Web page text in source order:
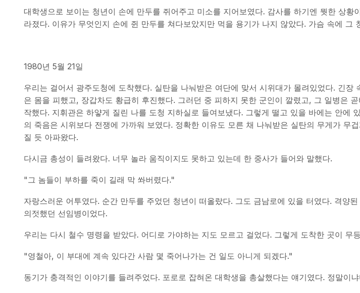
대학생으로 보이는 청년이 손에 만두를 쥐어주고 미소를 지어보였다. 감사를 하기엔 뭣한 상
라졌다. 이유가 무엇인지 손에 쥔 만두를 쳐다보았지만 먹을 용기가 나지 않았다. 가슴 속에 그
1980년 5월 21일
우리는 걸어서 광주도청에 도착했다. 실탄을 나눠받은 여단에 맞서 시위대가 몰려있었다. 긴
은 몸을 피했고, 장갑차도 황급히 후진했다. 그러던 중 피하지 못한 군인이 깔렸고, 그 일병은
작했다. 지휘관은 하얗게 질린 나를 도청 지하실로 들여보냈다. 그렇게 떨고 있을 바에는 안에
의 죽음은 시위보다 전쟁에 가까워 보였다. 정확한 이유도 모른 채 나눠받은 실탄의 무게가 무
질 듯 아파왔다.
다시금 총성이 들려왔다. 너무 놀라 움직이지도 못하고 있는데 한 중사가 들어와 말했다.
"그 놈들이 부하를 죽이 길래 막 쏴버렸다."
자랑스러운 어투였다. 순간 만두를 주었던 청년이 떠올랐다. 그도 금남로에 있을 터였다. 격양
의젓했던 선임병이었다.
우리는 다시 철수 명령을 받았다. 어디로 가야하는 지도 모르고 걸었다. 그렇게 도착한 곳이 무
"영철아, 이 부대에 계속 있다간 사람 몇 죽어나가는 건 일도 아니게 되겠다."
동기가 충격적인 이야기를 들려주었다. 포로로 잡혀온 대학생을 총살했다는 얘기였다. 정말이